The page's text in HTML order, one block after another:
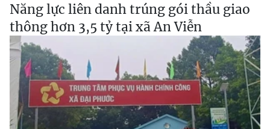
Năng lực liên danh trúng gói thầu giao
thông hơn 3,5 tỷ tại xã An Viễn